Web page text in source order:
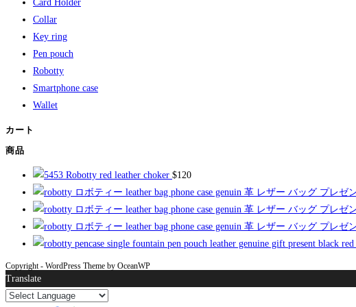
Card Holder
Collar
Key ring
Pen pouch
Robotty
Smartphone case
Wallet
カート
商品
Robotty red leather choker $120
Copyright - WordPress Theme by OceanWP
Translate